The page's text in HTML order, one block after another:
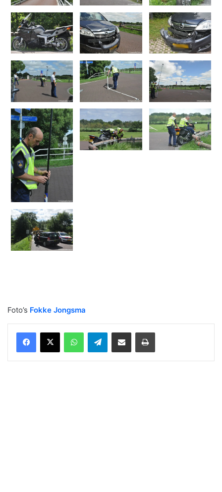
Foto’s Fokke Jongsma
WhatsAppTelegramDelen via Email Print